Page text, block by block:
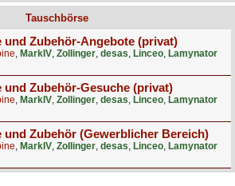
Tauschbörse
und Zubehör-Angebote (privat)
, MarkIV, Zollinger, desas, Linceo, Lamynator
und Zubehör-Gesuche (privat)
, MarkIV, Zollinger, desas, Linceo, Lamynator
und Zubehör (Gewerblicher Bereich)
, MarkIV, Zollinger, desas, Linceo, Lamynator